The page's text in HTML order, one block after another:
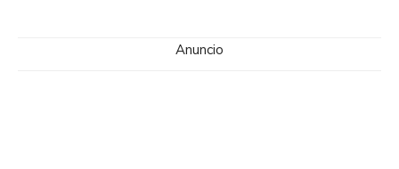
Anuncio